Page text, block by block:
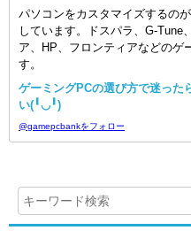
パソコンをカスタマイズするの
しています。ドスパラ、G-Tune
ア、HP、フロンティアなどのゲ
す。
ゲーミングPCの選び方で迷った
い(╹◡╹)
@gamepcbankをフォロー